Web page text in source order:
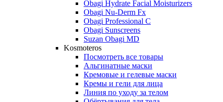
Obagi Hydrate Facial Moisturizers
Obagi Nu-Derm Fx
Obagi Professional C
Obagi Sunscreens
Suzan Obagi MD
Kosmoteros
Посмотреть все товары
Альгинатные маски
Кремовые и гелевые маски
Кремы и гели для лица
Линия по уходу за телом